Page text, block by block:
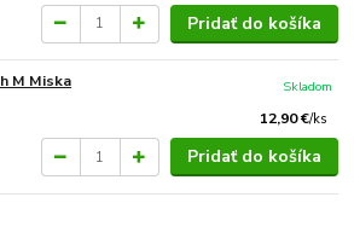
Pridať do košíka
M Miska
12,90 €/ks
Skladom
Pridať do košíka